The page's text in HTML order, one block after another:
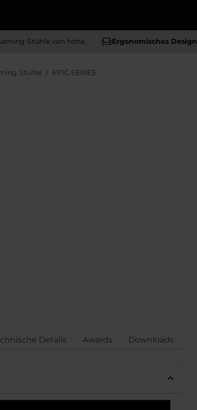
Stühle von hoher Qualität Ergonomisches Design
Stühle EPIC SERIES
Details Awards Downloads